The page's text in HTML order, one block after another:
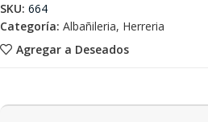
Agregar a Deseados
SKU: 664
Categoría: Albañileria, Herreria